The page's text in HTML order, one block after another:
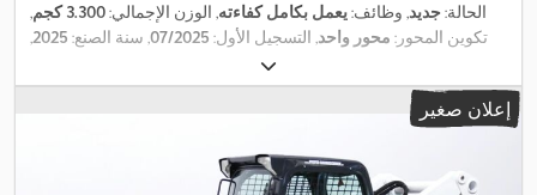
الحالة:جديد, وظائف:يعمل بكامل كفاءته, الوزن الإجمالي:3.300 كجم
,
تكوين المحور: محور واحد, التسجيل الأول: 07/2025, سنة الصنع: 2025
,
إعلان صغير